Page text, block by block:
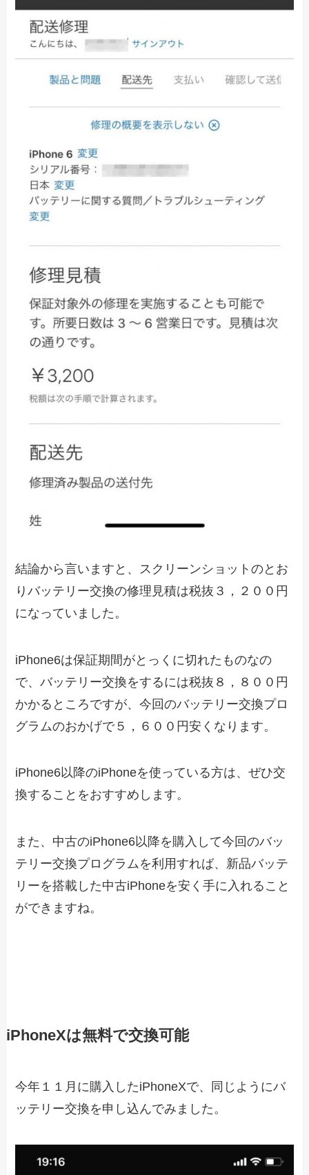
結論から言いますと、スクリーンショットのとお
りバッテリー交換の修理見積は税抜３，２００円
になっていました。
iPhone6は保証期間がとっくに切れたものなの
で、バッテリー交換をするには税抜８，８００円
かかるところですが、今回のバッテリー交換プロ
グラムのおかげで５，６００円安くなります。
iPhone6以降のiPhoneを使っている方は、ぜひ交
換することをおすすめします。
また、中古のiPhone6以降を購入して今回のバッ
テリー交換プログラムを利用すれば、新品バッテ
リーを搭載した中古iPhoneを安く手に入れること
ができますね。
iPhoneXは無料で交換可能
今年１１月に購入したiPhoneXで、同じようにバ
ッテリー交換を申し込んでみました。